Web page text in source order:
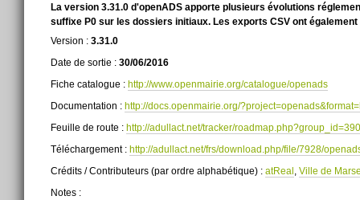
La version 3.31.0 d'openADS apporte plusieurs évolutions
suffixe P0 sur les dossiers initiaux. Les exports CSV ont
Version :3.31.0
Date de sortie :30/06/2016
Fiche catalogue :http://www.openmairie.org/catalogue/openads
Documentation :http://docs.openmairie.org/
Feuille de route : http://adullact.net/tracker/
Téléchargement : http://adullact.net/frs/download.php/file/7928/
Crédits / Contributeurs (par ordre alphabétique) :atReal ,Ville de
Notes :